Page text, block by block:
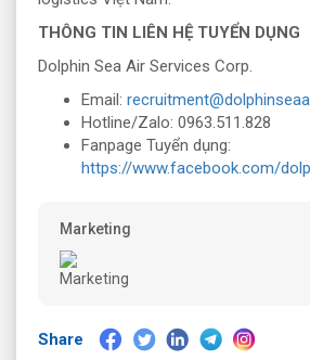
THÔNG TIN LIÊN HỆ TUYỂN DỤNG
Dolphin Sea Air Services Corp.
Email:
Hotline/Zalo: 0963.511.828
Fanpage Tuyển dụng:
https://www.facebook.com/
Marketing
Share